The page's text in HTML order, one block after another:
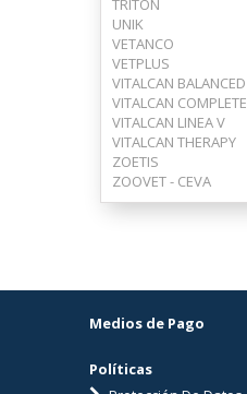
TRITON
UNIK
VETANCO
VETPLUS
VITALCAN BALANCED
VITALCAN COMPLETE
VITALCAN LINEA V
VITALCAN THERAPY
ZOETIS
ZOOVET - CEVA
Medios de Pago
Políticas